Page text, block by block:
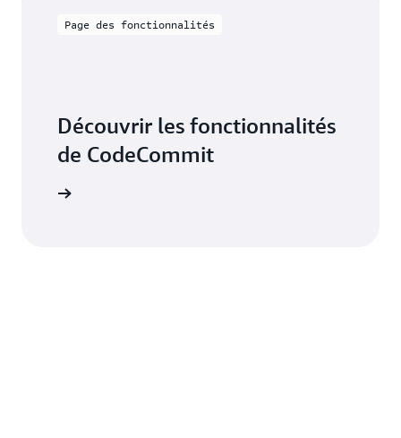
Page des fonctionnalités
Découvrir les fonctionnalités
de CodeCommit